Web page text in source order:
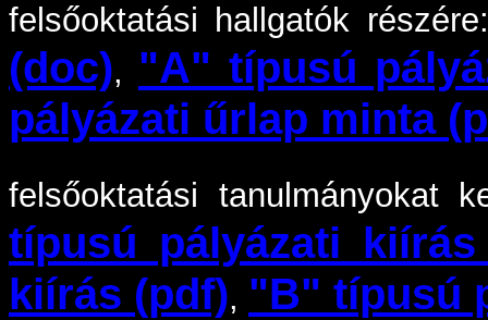
felsőoktatási hallgatók
(doc), "A" típusú
pályázati űrlap minta
felsőoktatási tanulmányokat
típusú pályázati
kiírás (pdf), "B" típusú